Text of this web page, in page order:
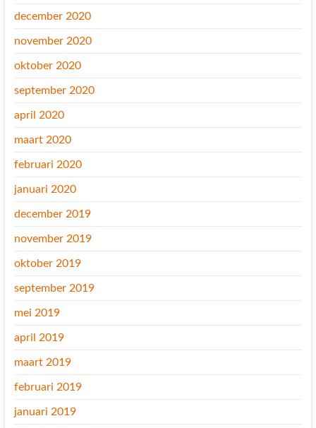
december 2020
november 2020
oktober 2020
september 2020
april 2020
maart 2020
februari 2020
januari 2020
december 2019
november 2019
oktober 2019
september 2019
mei 2019
april 2019
maart 2019
februari 2019
januari 2019